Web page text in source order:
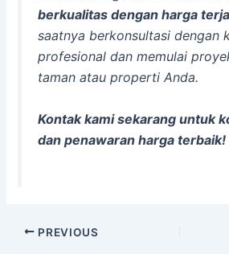
berkualitas dengan harga
saatnya berkonsultasi dengan
profesional dan memulai
taman atau properti Anda.
Kontak kami sekarang untuk
dan penawaran harga terbaik!
Post
PREVIOUS